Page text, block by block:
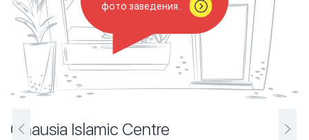
фото заведения..
Ghausia Islamic Centre